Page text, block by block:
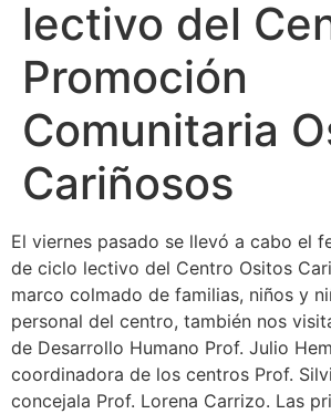
lectivo del
Promoción
Comunitaria
Cariñosos
El viernes pasado se llevó a cabo el
de ciclo lectivo del Centro Ositos
marco colmado de familias, niños y
personal del centro, también nos
de Desarrollo Humano Prof. Julio
coordinadora de los centros Prof.
concejala Prof. Lorena Carrizo. Las